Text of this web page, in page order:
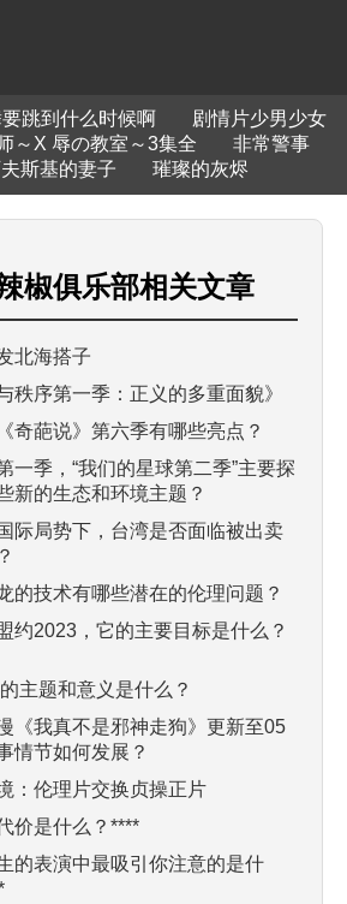
跳到什么时候啊
剧情片少男少女
～X 辱の教室～3集全
非常警事
斯基的妻子 璀璨的灰烬
椒俱乐部相关文章
北海搭子
秩序第一季：正义的多重面貌》
奇葩说》第六季有哪些亮点？
一季，“我们的星球第二季”主要探
新的生态和环境主题？
际局势下，台湾是否面临被出卖
的技术有哪些潜在的伦理问题？
约2023，它的主要目标是什么？
主题和意义是什么？
《我真不是邪神走狗》更新至05
情节如何发展？
：伦理片交换贞操正片
价是什么？****
的表演中最吸引你注意的是什